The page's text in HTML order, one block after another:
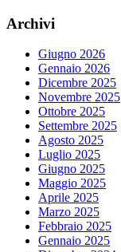
Archivi
Giugno 2026
Gennaio 2026
Dicembre 2025
Novembre 2025
Ottobre 2025
Settembre 2025
Agosto 2025
Luglio 2025
Giugno 2025
Maggio 2025
Aprile 2025
Marzo 2025
Febbraio 2025
Gennaio 2025